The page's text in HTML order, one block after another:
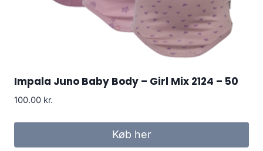
Impala Juno Baby Body – Girl Mix 2124 – 50
100.00 kr.
Køb her